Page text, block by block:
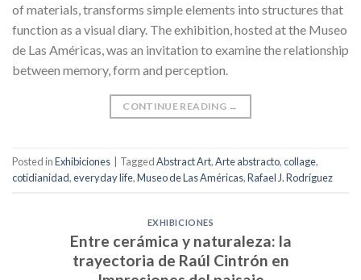
of materials, transforms simple elements into structures that
function as a visual diary. The exhibition, hosted at the Museo
de Las Américas, was an invitation to examine the relationship
between memory, form and perception.
CONTINUE READING →
Posted inExhibiciones TaggedAbstract Art,Arte abstracto,collage,
cotidianidad,everyday life,Museo de Las Américas,Rafael J. Rodríguez
EXHIBICIONES
Entre cerámica y naturaleza: la
trayectoria de Raúl Cintrón en